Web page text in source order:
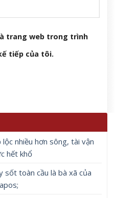
trang web trong trình
tiếp của tôi.
nhiều hơn sông, tài vận
hết khổ
sốt toàn cầu là bà xã của